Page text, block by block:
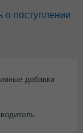
о поступлении
добавки